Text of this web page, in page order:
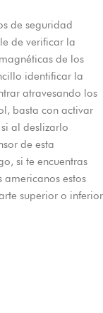
de seguridad
de verificar la
de los
identificar la
atravesando los
basta con activar
al deslizarlo
de esta
si te encuentras
estos
superior o inferior